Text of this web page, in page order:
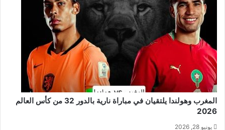
المغرب وهولندا يلتقيان في مباراة نارية بالدور 32 من كأس العالم
2026
يونيو 28, 2026